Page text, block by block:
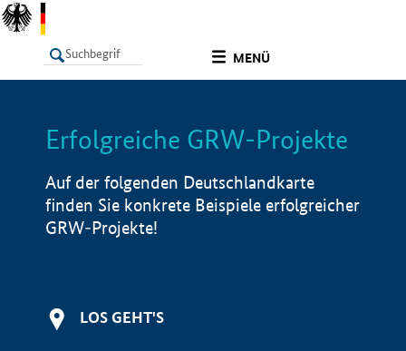
MENÜ
LISTE Info
Erfolgreiche GRW-Projekte
Auf der folgenden Deutschlandkarte
finden Sie konkrete Beispiele erfolgreicher
GRW-Projekte!
LOS GEHT'S